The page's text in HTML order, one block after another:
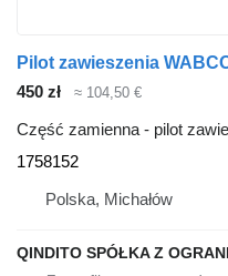
450 zł ≈ 104,50 €
Część zamienna - pilot
1758152
Polska, Michałów